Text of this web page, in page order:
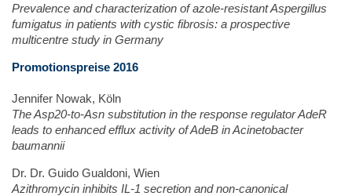
Prevalence and characterization of azole-resistant Aspergillus
fumigatus in patients with cystic fibrosis: a prospective
multicentre study in Germany
Promotionspreise 2016
Jennifer Nowak, Köln
The Asp20-to-Asn substitution in the response regulator AdeR
leads to enhanced efflux activity of AdeB in Acinetobacter
baumannii
Dr. Dr. Guido Gualdoni, Wien
Azithromycin inhibits IL-1 secretion and non-canonical